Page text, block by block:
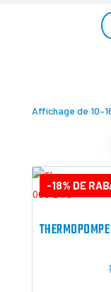
Affichage de
-18% DE